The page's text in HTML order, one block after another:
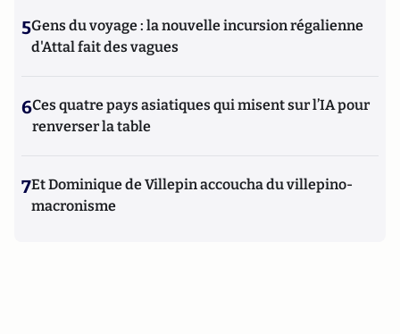
5Gens du voyage : la nouvelle incursion régalienne
d'Attal fait des vagues
6Ces quatre pays asiatiques qui misent sur l’IA pour
renverser la table
7Et Dominique de Villepin accoucha du villepino-
macronisme